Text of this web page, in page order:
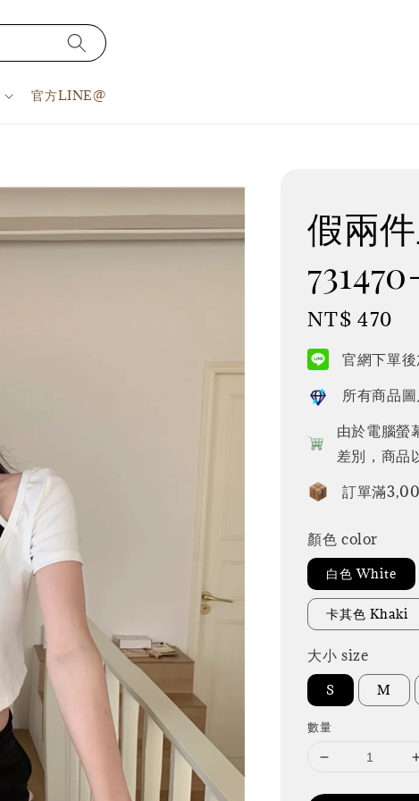
官方LINE@
假兩
Regular
price
NT$ 470
官網下單
所有商品
由於電腦螢
差別，商品
訂單滿
顏色 color
白色 White
卡其色 Khaki
大小 size
S M
數量